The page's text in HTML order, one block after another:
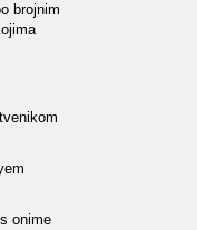
brojnim
onime